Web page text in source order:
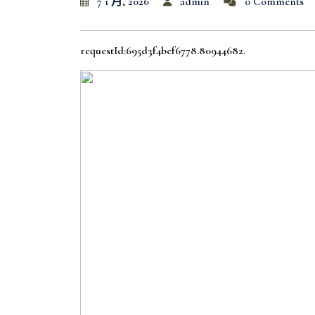
requestId:695d3f4bef6778.80944682.